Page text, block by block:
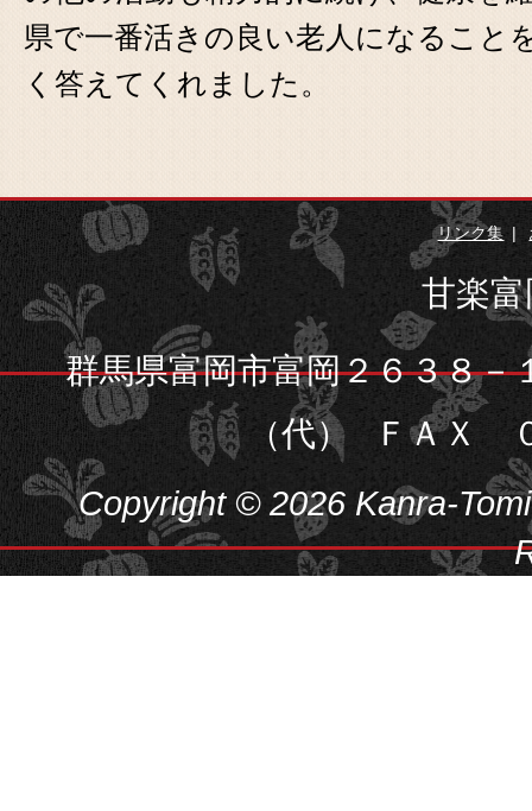
県で一番活きの良い老人になること
く答えてくれました。
リンク集
甘楽
群馬県富岡市富岡２６３８－
（代）
ＦＡＸ
Copyright © 2026 Kanra-